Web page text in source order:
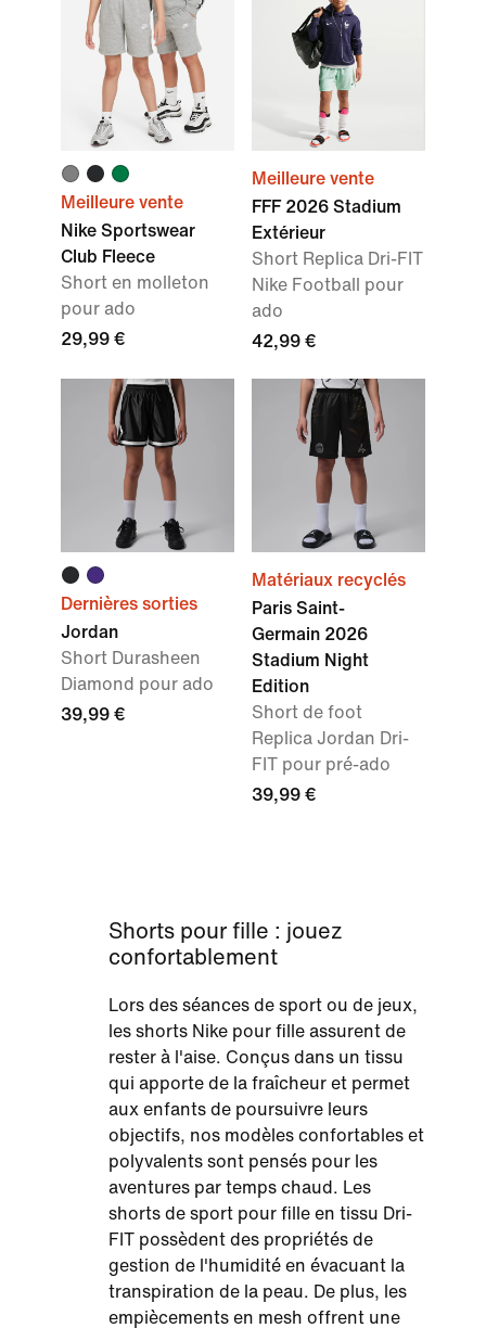
Meilleure vente
Nike Sportswear
Club Fleece
Short en molleton
pour ado
29,99 €
Meilleure vente
FFF 2026 Stadium
Extérieur
Short Replica Dri-FIT
Nike Football pour
ado
42,99 €
Dernières sorties
Jordan
Short Durasheen
Diamond pour ado
39,99 €
Matériaux recyclés
Paris Saint-
Germain 2026
Stadium Night
Edition
Short de foot
Replica Jordan Dri-
FIT pour pré-ado
39,99 €
Shorts pour fille : jouez
confortablement
Lors des séances de sport ou de jeux,
les shorts Nike pour fille assurent de
rester à l'aise. Conçus dans un tissu
qui apporte de la fraîcheur et permet
aux enfants de poursuivre leurs
objectifs, nos modèles confortables et
polyvalents sont pensés pour les
aventures par temps chaud. Les
shorts de sport pour fille en tissu Dri-
FIT possèdent des propriétés de
gestion de l'humidité en évacuant la
transpiration de la peau. De plus, les
empiècements en mesh offrent une